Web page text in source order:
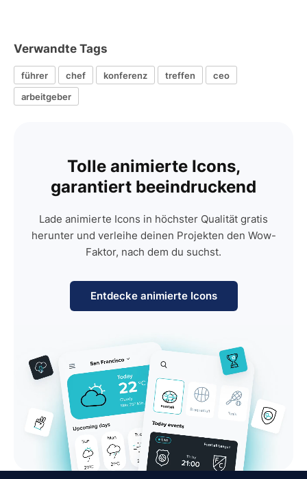
Verwandte Tags
führer chef konferenz treffen
ceo
arbeitgeber
Tolle animierte Icons,
garantiert beeindruckend
Lade animierte Icons in höchster Qualität gratis
herunter und verleihe deinen Projekten den Wow-
Faktor, nach dem du suchst.
Entdecke animierte Icons